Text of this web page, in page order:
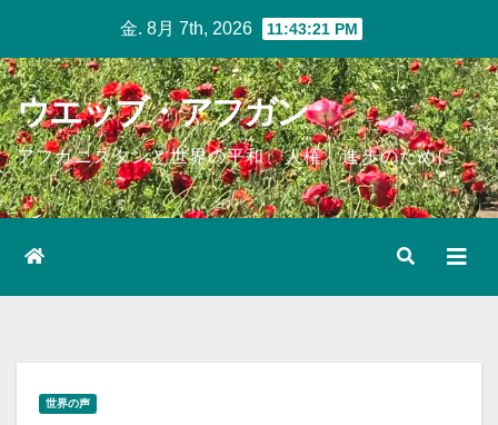
content
金. 8月 7th, 2026 11:43:23 PM
ウエッブ・アフガン
アフガニスタンと世界の平和、人権、進歩のために
世界の声